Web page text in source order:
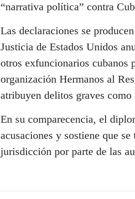
“narrativa política” contra
Las declaraciones se
Justicia de Estados Unidos
otros exfuncionarios cubanos
organización Hermanos al
atribuyen delitos graves
En su comparecencia, el
acusaciones y sostiene que
jurisdicción por parte de las